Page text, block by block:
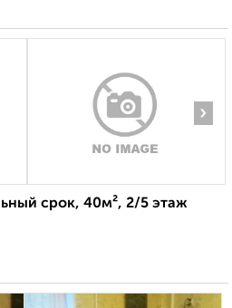
›
срок, 40м², 2/5 этаж